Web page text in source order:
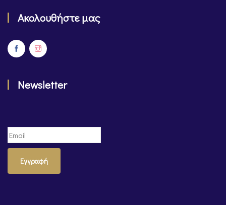
Ακολουθήστε μας
Newsletter
Εγγραφή